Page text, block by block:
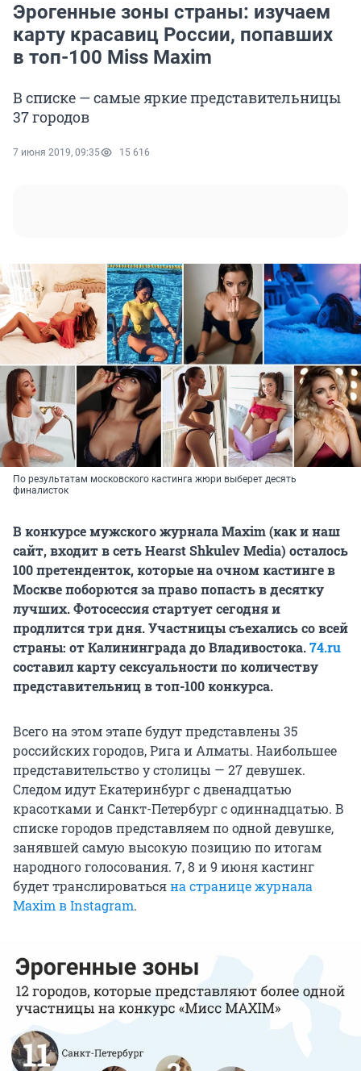
Эрогенные зоны страны: изучаем
карту красавиц России, попавших
в топ-100 Miss Maxim
В списке — самые яркие представительницы
37 городов
7 июня 2019, 09:35 15 616
По результатам московского кастинга жюри выберет десять
финалисток
В конкурсе мужского журнала Maxim (как и наш
сайт, входит в сеть Hearst Shkulev Media) осталось
100 претенденток, которые на очном кастинге в
Москве поборются за право попасть в десятку
лучших. Фотосессия стартует сегодня и
продлится три дня. Участницы съехались со всей
страны: от Калининграда до Владивостока.74.ru
составил карту сексуальности по количеству
представительниц в топ-100 конкурса.
Всего на этом этапе будут представлены 35
российских городов, Рига и Алматы. Наибольшее
представительство у столицы — 27 девушек.
Следом идут Екатеринбург с двенадцатью
красотками и Санкт-Петербург с одиннадцатью. В
списке городов представляем по одной девушке,
занявшей самую высокую позицию по итогам
народного голосования. 7, 8 и 9 июня кастинг
будет транслироватьсяна странице журнала
Maxim в Instagram.